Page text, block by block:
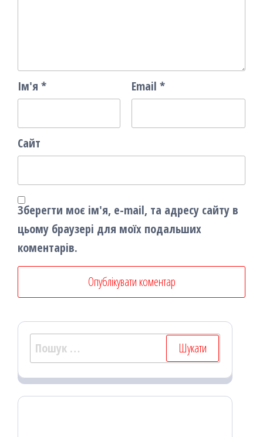
Ім'я * Email *
Сайт
Зберегти моє ім'я, e-mail, та адресу сайту в
цьому браузері для моїх подальших
коментарів.
Пошук: